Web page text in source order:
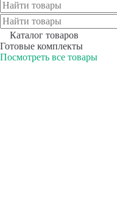
Каталог товаров
Готовые комплекты
Посмотреть все товары